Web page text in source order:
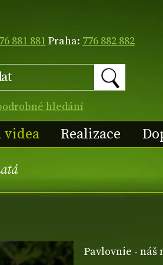
881 881Praha: 776 882 882
hledání
videa Realizace
Pavlovnie - náš